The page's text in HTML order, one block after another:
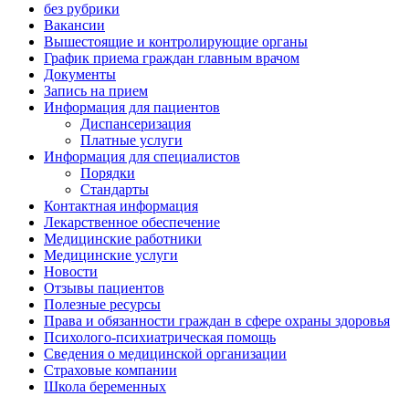
без рубрики
Вакансии
Вышестоящие и контролирующие органы
График приема граждан главным врачом
Документы
Запись на прием
Информация для пациентов
Диспансеризация
Платные услуги
Информация для специалистов
Порядки
Стандарты
Контактная информация
Лекарственное обеспечение
Медицинские работники
Медицинские услуги
Новости
Отзывы пациентов
Полезные ресурсы
Права и обязанности граждан в сфере охраны здоровья
Психолого-психиатрическая помощь
Сведения о медицинской организации
Страховые компании
Школа беременных